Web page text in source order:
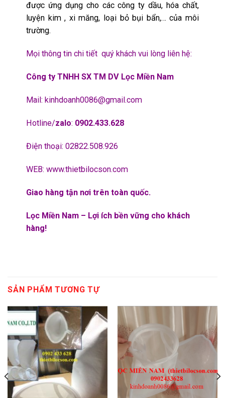
được ứng dụng cho các công ty dầu, hóa chất,
luyện kim , xi măng, loại bỏ bụi bẩn,… của môi
trường.
Mọi thông tin chi tiết quý khách vui lòng liên hệ:
Công ty TNHH SX TM DV Lọc Miền Nam
Mail: kinhdoanh0086@gmail.com
Hotline/zalo: 0902.433.628
Điện thoại: 02822.508.926
WEB:www.thietbilocson.com
Giao hàng tận nơi trên toàn quốc.
Lọc Miền Nam – Lợi ích bền vững cho khách
hàng!
SẢN PHẨM TƯƠNG TỰ